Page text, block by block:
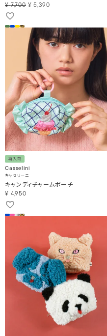
¥ 7,700 ¥ 5,390
再入荷
Casselini
キャセリーニ
キャンディチャームポーチ
¥ 4,950